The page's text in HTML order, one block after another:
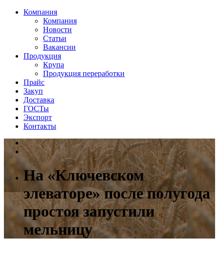
Компания
Компания
Новости
Статьи
Вакансии
Продукция
Крупа
Продукция переработки
Прайс
Закуп
Доставка
ГОСТы
Экспорт
Контакты
На «Ключевском
элеваторе» после полугода
простоя запустили
мельницу